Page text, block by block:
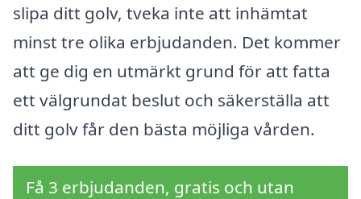
slipa ditt golv, tveka inte att inhämtat
minst tre olika erbjudanden. Det kommer
att ge dig en utmärkt grund för att fatta
ett välgrundat beslut och säkerställa att
ditt golv får den bästa möjliga vården.
Få 3 erbjudanden, gratis och utan